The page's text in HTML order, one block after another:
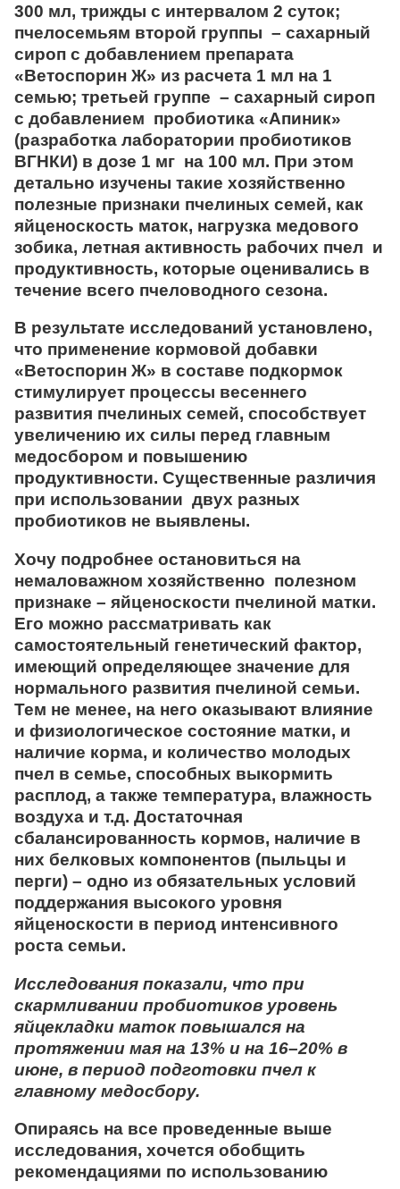
300 мл, трижды с интервалом 2 суток;
пчелосемьям второй группы – сахарный
сироп с добавлением препарата
«Ветоспорин Ж» из расчета 1 мл на 1
семью; третьей группе – сахарный сироп
с добавлением пробиотика «Апиник»
(разработка лаборатории пробиотиков
ВГНКИ) в дозе 1 мг на 100 мл. При этом
детально изучены такие хозяйственно
полезные признаки пчелиных семей, как
яйценоскость маток, нагрузка медового
зобика, летная активность рабочих пчел и
продуктивность, которые оценивались в
течение всего пчеловодного сезона.
В результате исследований установлено,
что применение кормовой добавки
«Ветоспорин Ж» в составе подкормок
стимулирует процессы весеннего
развития пчелиных семей, способствует
увеличению их силы перед главным
медосбором и повышению
продуктивности. Существенные различия
при использовании двух разных
пробиотиков не выявлены.
Хочу подробнее остановиться на
немаловажном хозяйственно полезном
признаке – яйценоскости пчелиной матки.
Его можно рассматривать как
самостоятельный генетический фактор,
имеющий определяющее значение для
нормального развития пчелиной семьи.
Тем не менее, на него оказывают влияние
и физиологическое состояние матки, и
наличие корма, и количество молодых
пчел в семье, способных выкормить
расплод, а также температура, влажность
воздуха и т.д. Достаточная
сбалансированность кормов, наличие в
них белковых компонентов (пыльцы и
перги) – одно из обязательных условий
поддержания высокого уровня
яйценоскости в период интенсивного
роста семьи.
Исследования показали, что при
скармливании пробиотиков уровень
яйцекладки маток повышался на
протяжении мая на 13% и на 16–20% в
июне, в период подготовки пчел к
главному медосбору.
Опираясь на все проведенные выше
исследования, хочется обобщить
рекомендациями по использованию